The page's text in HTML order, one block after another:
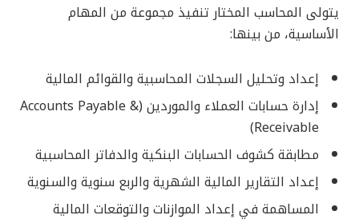
يتولى المحاسب المختار تنفيذ مجموعة من المهام
الأساسية، من بينها:
إعداد وتحليل السجلات المحاسبية والقوائم المالية
إدارة حسابات العملاء والموردين (Accounts Payable &
Receivable)
مطابقة كشوف الحسابات البنكية والدفاتر المحاسبية
إعداد التقارير المالية الشهرية والربع سنوية والسنوية
المساهمة في إعداد الموازنات والتوقعات المالية